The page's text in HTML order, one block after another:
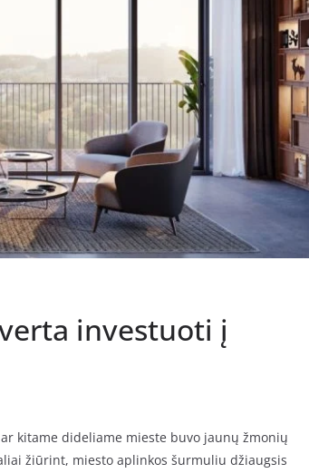
investuoti į
kitame dideliame mieste buvo jaunų žmonių
žiūrint, miesto aplinkos šurmuliu džiaugsis